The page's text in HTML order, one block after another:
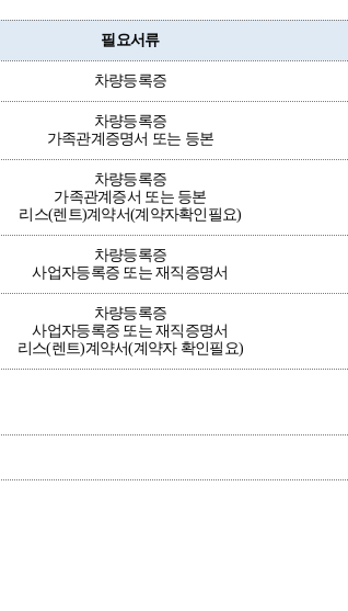
필요서류
차량등록증
차량등록증
가족관계증명서 또는 등본
차량등록증
가족관계증서 또는 등본
리스(렌트)계약서(계약자확인필요)
차량등록증
사업자등록증 또는 재직증명서
차량등록증
사업자등록증 또는 재직증명서
리스(렌트)계약서(계약자 확인필요)